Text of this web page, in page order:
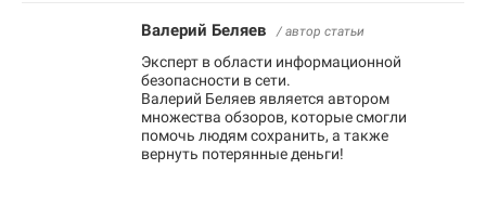
Валерий Беляев / автор статьи
Эксперт в области информационной
безопасности в сети.
Валерий Беляев является автором
множества обзоров, которые смогли
помочь людям сохранить, а также
вернуть потерянные деньги!